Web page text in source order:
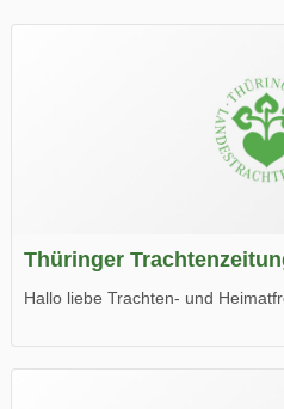
Thüringer
Hallo liebe Trachten- und
Wir wünschen Euch viel Spaß